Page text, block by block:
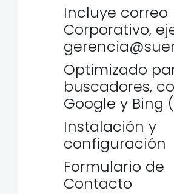
Incluye correo
Corporativo,
Optimizado
buscadores,
Google y Bing
Instalación y
configuración
Formulario de
Contacto